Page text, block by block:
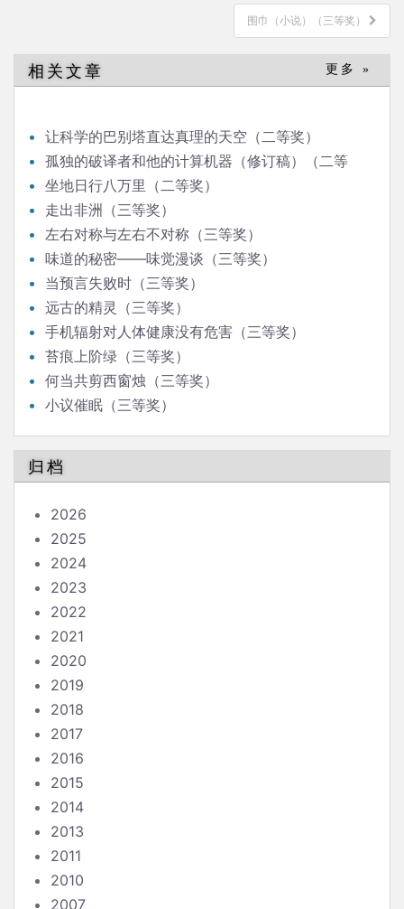
围巾（小说）（三等奖）
相关文章 更多 »
让科学的巴别塔直达真理的天空（二等奖）
孤独的破译者和他的计算机器（修订稿）（二等
奖）坐地日行八万里（二等奖）
走出非洲（三等奖）
左右对称与左右不对称（三等奖）
味道的秘密——味觉漫谈（三等奖）
当预言失败时（三等奖）
远古的精灵（三等奖）
手机辐射对人体健康没有危害（三等奖）
苔痕上阶绿（三等奖）
何当共剪西窗烛（三等奖）
小议催眠（三等奖）
归档
2026
2025
2024
2023
2022
2021
2020
2019
2018
2017
2016
2015
2014
2013
2011
2010
2007